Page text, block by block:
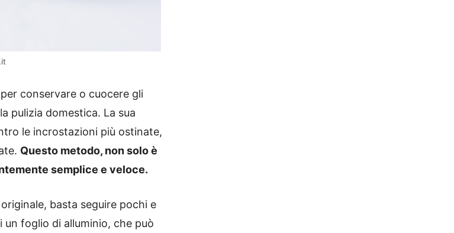
conservare o cuocere gli
pulizia domestica. La sua
le incrostazioni più ostinate,
Questo metodo, non solo è
semplice e veloce.
basta seguire pochi e
foglio di alluminio, che può